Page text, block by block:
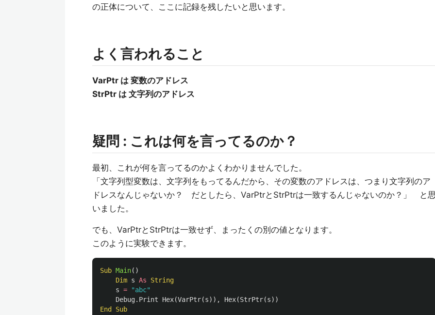
の正体について、ここに記録を残したいと思います。
よく言われること
VarPtr は 変数のアドレス
StrPtr は 文字列のアドレス
疑問 : これは何を言ってるのか？
最初、これが何を言ってるのかよくわかりませんでした。
「文字列型変数は、文字列をもってるんだから、その変数のアドレスは、つまり文字列のア
ドレスなんじゃないか？ だとしたら、VarPtrとStrPtrは一致するんじゃないのか？」 と
いました。
でも、VarPtrとStrPtrは一致せず、まったくの別の値となります。
このように実験できます。
Sub Main()
Dim s As
String
s =
"abc"
Debug. Print Hex(VarPtr(s)), Hex(StrPtr(s))
End
Sub